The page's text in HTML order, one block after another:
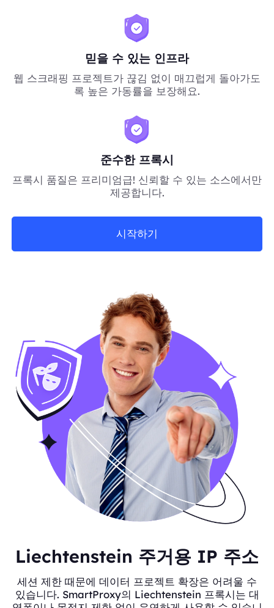
믿을 수 있는 인프라
웹 스크래핑 프로젝트가 끊김 없이 매끄럽게 돌아가도
록 높은 가동률을 보장해요.
준수한 프록시
프록시 품질은 프리미엄급! 신뢰할 수 있는 소스에서만
제공합니다.
시작하기
Liechtenstein 주거용 IP 주소
세션 제한 때문에 데이터 프로젝트 확장은 어려울 수
있습니다. SmartProxy의 Liechtenstein 프록시는 대